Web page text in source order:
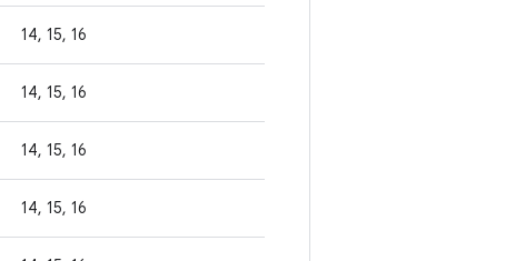
14, 15, 16
14, 15, 16
14, 15, 16
14, 15, 16